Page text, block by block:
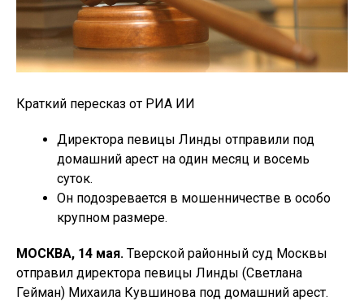
Краткий пересказ от РИА ИИ
Директора певицы Линды отправили под
домашний арест на один месяц и восемь
суток.
Он подозревается в мошенничестве в особо
крупном размере.
МОСКВА, 14 мая. Тверской районный суд Москвы
отправил директора певицы Линды (Светлана
Гейман) Михаила Кувшинова под домашний арест.